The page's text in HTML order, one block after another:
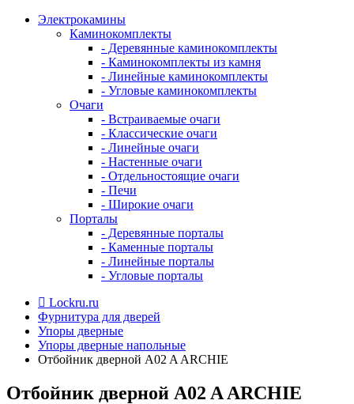
Электрокамины
Каминокомплекты
- Деревянные каминокомплекты
- Каминокомплекты из камня
- Линейные каминокомплекты
- Угловые каминокомплекты
Очаги
- Встраиваемые очаги
- Классические очаги
- Линейные очаги
- Настенные очаги
- Отдельностоящие очаги
- Печи
- Широкие очаги
Порталы
- Деревянные порталы
- Каменные порталы
- Линейные порталы
- Угловые порталы
Lockru.ru
Фурнитура для дверей
Упоры дверные
Упоры дверные напольные
Отбойник дверной A02 A ARCHIE
Отбойник дверной A02 A ARCHIE